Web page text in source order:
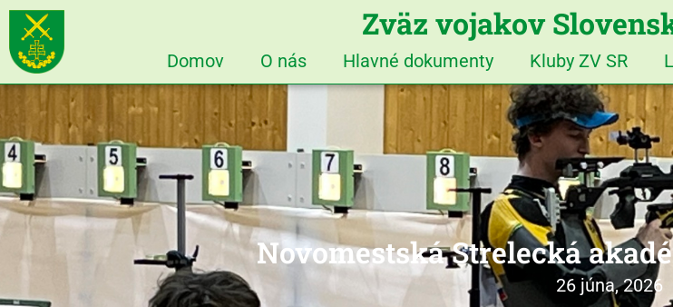
Zväz vojakov
Domov O nás Hlavné dokumenty Kluby ZV SR
Novomestská Strelecká
26 júna, 2026